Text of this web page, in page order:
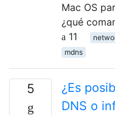
Mac OS
¿qué
11
mdns
5
¿Es
DNS o